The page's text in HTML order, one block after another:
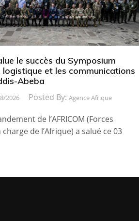
le succès du Symposium
et les communications
Abeba
2026 Posted By: Agence Afrique
de l’AFRICOM (Forces
de l’Afrique) a salué ce 03